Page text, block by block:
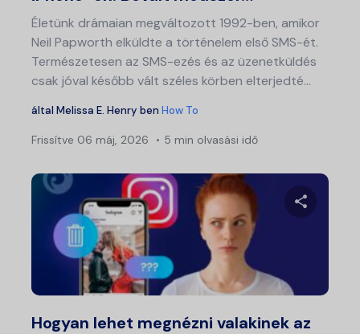
Életünk drámaian megváltozott 1992-ben, amikor
Neil Papworth elküldte a történelem első SMS-ét.
Természetesen az SMS-ezés és az üzenetküldés
csak jóval később vált széles körben elterjedté...
által Melissa E. Henry ben How To
Frissítve 06 máj, 2026 5 min olvasási idő
Hogyan lehet megnézni valakinek az